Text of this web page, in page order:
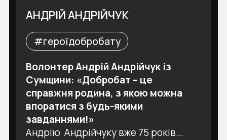
АНДРІЙ АНДРІЙЧУК
#героїдобробату
Волонтер Андрій Андрійчук із
Сумщини: «Добробат – це
справжня родина, з якою можна
впоратися з будь-якими
завданнями!»
Андрію Андрійчуку вже 75 років...